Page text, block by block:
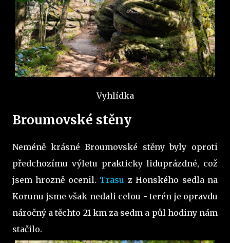
Vyhlídka
Broumovské stěny
Neméně krásné Broumovské stěny byly oproti
předchozímu výletu prakticky liduprázdné, což
jsem hrozně ocenil. Trasu z Honského sedla na
Korunu jsme však nedali celou - terén je opravdu
náročný a těchto 21 km za sedm a půl hodiny nám
stačilo.